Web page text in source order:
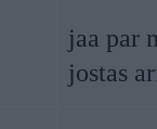
jaa par
jostas